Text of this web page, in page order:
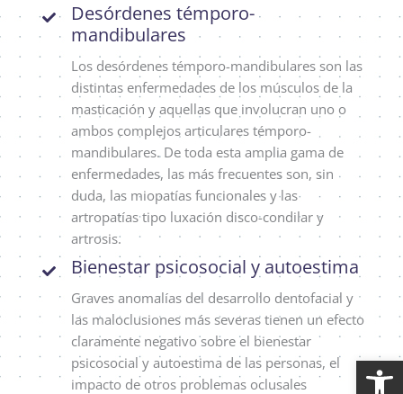
Desórdenes témporo-
mandibulares
Los desórdenes témporo-mandibulares son las
distintas enfermedades de los músculos de la
masticación y aquellas que involucran uno o
ambos complejos articulares témporo-
mandibulares. De toda esta amplia gama de
enfermedades, las más frecuentes son, sin
duda, las miopatías funcionales y las
artropatías tipo luxación disco-condilar y
artrosis.
Bienestar psicosocial y autoestima
Graves anomalías del desarrollo dentofacial y
las maloclusiones más severas tienen un efecto
claramente negativo sobre el bienestar
psicosocial y autoestima de las personas, el
impacto de otros problemas oclusales